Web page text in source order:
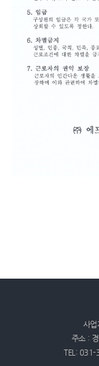
사
주소 :
TEL: